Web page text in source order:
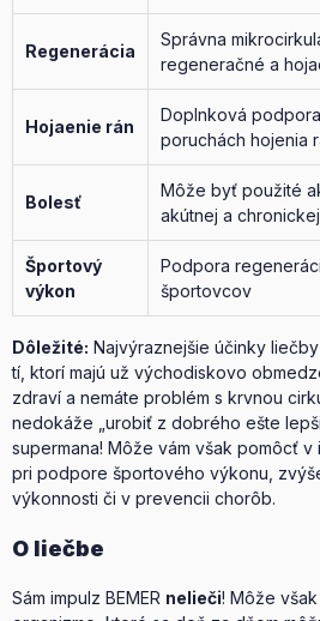
Regenerácia
Správna
regeneračné a
Hojaenie rán
Doplnková
poruchách hojenia
Bolesť
Môže byť použité
akútnej a
Športový
výkon
Podpora
športovcov
Dôležité: Najvýraznejšie účinky
tí, ktorí majú už východiskovo
zdraví a nemáte problém s krvnou
nedokáže „urobiť z dobrého ešte
supermana! Môže vám však pomôcť
pri podpore športového výkonu,
výkonnosti či v prevencii chorôb.
O liečbe
Sám impulz BEMER nelieči! Môže